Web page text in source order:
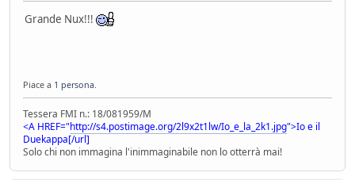
Grande Nux!!!
Piace a 1 persona
Tessera FMI n.: 18/081959/M
<A HREF="http://s4.postimage.org/2l9x2t1lw/Io_e_la_2k1.jpg">Io e il
Duekappa[/url]
Solo chi non immagina l'inimmaginabile non lo otterrà mai!